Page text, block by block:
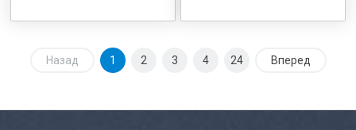
Назад 1 2 3 4 24 Вперед